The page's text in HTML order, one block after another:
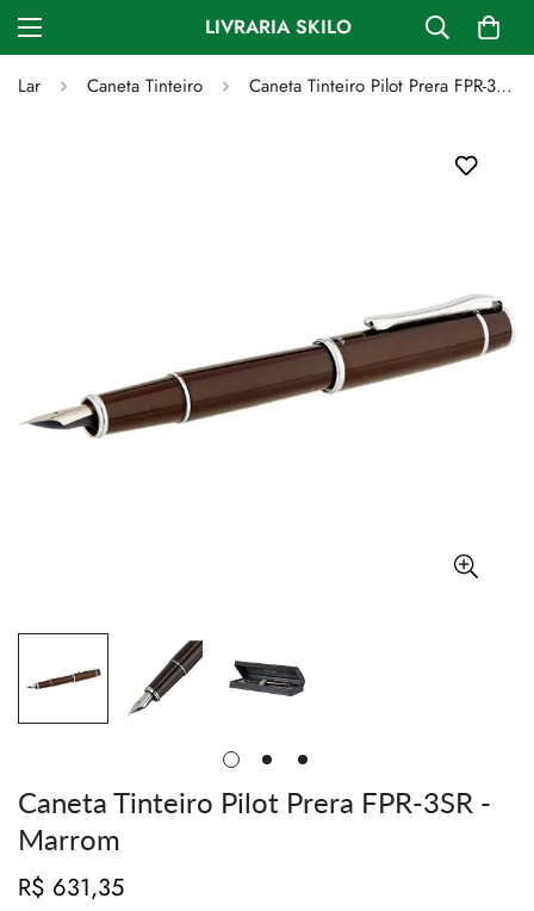
LIVRARIA SKILO
Lar Caneta Tinteiro Caneta Tinteiro Pilot Prera FPR-3SR - Marrom
Caneta Tinteiro Pilot Prera FPR-3SR -
Marrom
Preço
R$ 631,35